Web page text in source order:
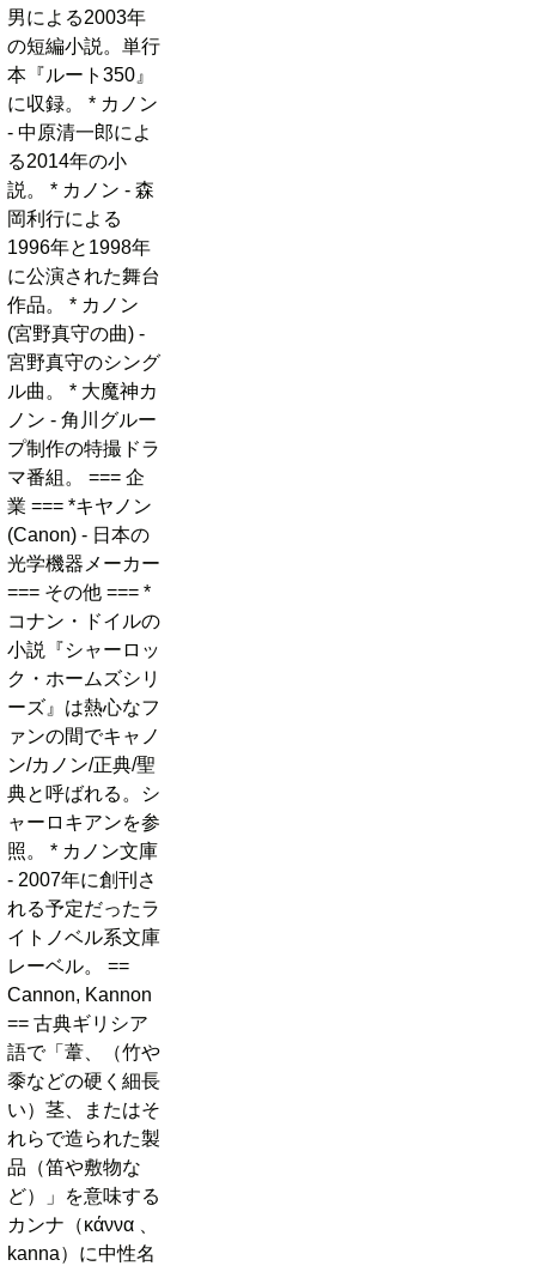
男による2003年
の短編小説。単行
本『ルート350』
に収録。 * カノン
- 中原清一郎によ
る2014年の小
説。 * カノン - 森
岡利行による
1996年と1998年
に公演された舞台
作品。 * カノン
(宮野真守の曲) -
宮野真守のシング
ル曲。 * 大魔神カ
ノン - 角川グルー
プ制作の特撮ドラ
マ番組。 === 企
業 === *キヤノン
(Canon) - 日本の
光学機器メーカー
=== その他 === *
コナン・ドイルの
小説『シャーロッ
ク・ホームズシリ
ーズ』は熱心なフ
ァンの間でキャノ
ン/カノン/正典/聖
典と呼ばれる。シ
ャーロキアンを参
照。 * カノン文庫
- 2007年に創刊さ
れる予定だったラ
イトノベル系文庫
レーベル。 ==
Cannon, Kannon
== 古典ギリシア
語で「葦、（竹や
黍などの硬く細長
い）茎、またはそ
れらで造られた製
品（笛や敷物な
ど）」を意味する
カンナ（κάννα 、
kanna）に中性名